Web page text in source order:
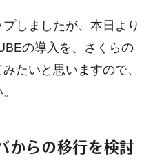
プしましたが、本日より
の導入を、さくらの
たいと思いますので、
からの移行を検討